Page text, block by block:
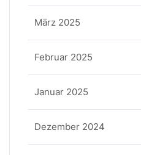
März 2025
Februar 2025
Januar 2025
Dezember 2024